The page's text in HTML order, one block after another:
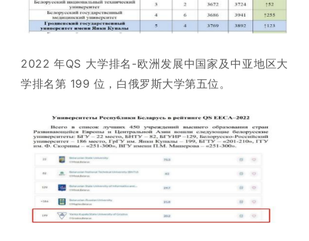
2022 年QS 大学排名-欧洲发展中国家及中亚地区大
学排名第 199 位，白俄罗斯大学第五位。